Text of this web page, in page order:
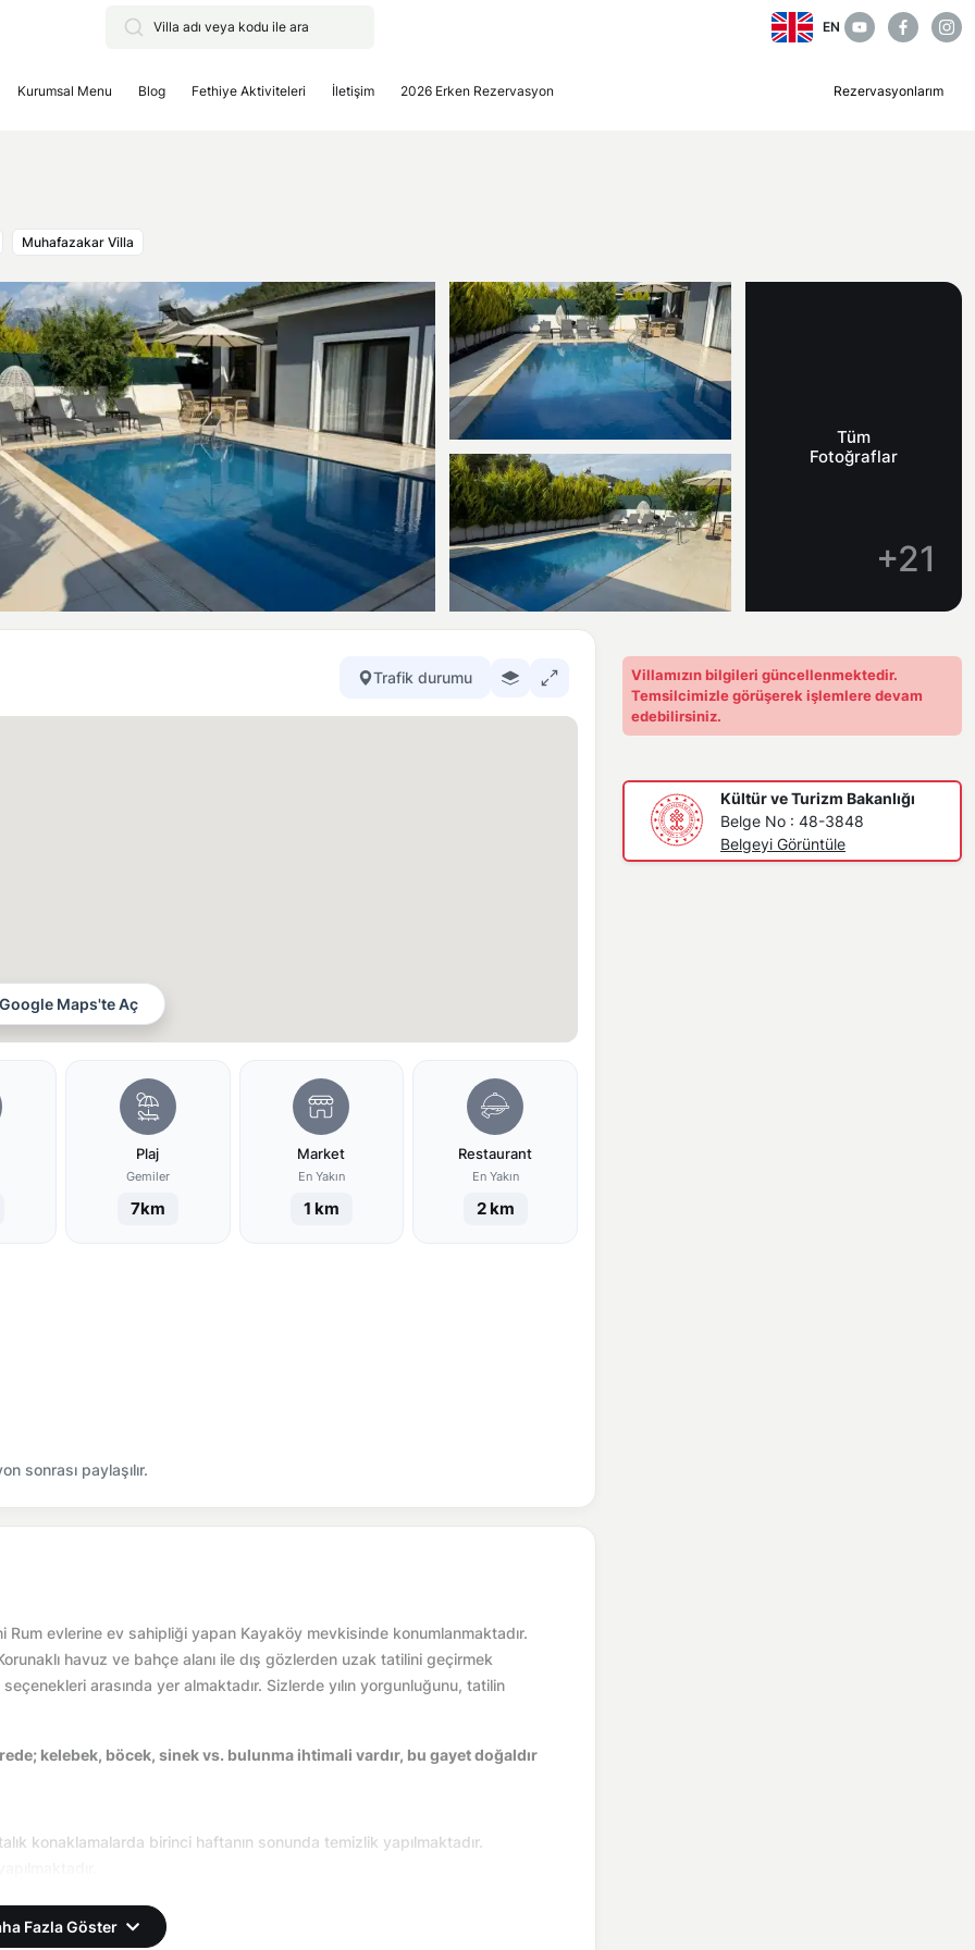
EN
Kurumsal Menu Blog Fethiye Aktiviteleri İletişim 2026 Erken Rezervasyon Rezervasyonlarım
Muhafazakar Villa
Tüm
Fotoğraflar
+21
Trafik durumu
Google Maps'te Aç
Plaj
Gemiler
7km
Market
En Yakın
1 km
Restaurant
En Yakın
2 km
sonrası paylaşılır.
evlerine ev sahipliği yapan Kayaköy mevkisinde konumlanmaktadır.
havuz ve bahçe alanı ile dış gözlerden uzak tatilini geçirmek
arasında yer almaktadır. Sizlerde yılın yorgunluğunu, tatilin
kelebek, böcek, sinek vs. bulunma ihtimali vardır, bu gayet doğaldır
konaklamalarda birinci haftanın sonunda temizlik yapılmaktadır.
Fazla Göster
Villamızın bilgileri güncellenmektedir.
Temsilcimizle görüşerek işlemlere devam
edebilirsiniz.
Kültür ve Turizm Bakanlığı
Belge No : 48-3848
Belgeyi Görüntüle